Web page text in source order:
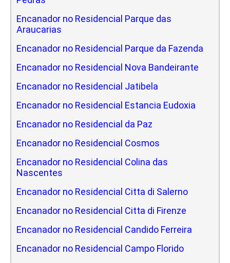
Encanador no Residencial Parque das
Araucarias
Encanador no Residencial Parque da Fazenda
Encanador no Residencial Nova Bandeirante
Encanador no Residencial Jatibela
Encanador no Residencial Estancia Eudoxia
Encanador no Residencial da Paz
Encanador no Residencial Cosmos
Encanador no Residencial Colina das
Nascentes
Encanador no Residencial Citta di Salerno
Encanador no Residencial Citta di Firenze
Encanador no Residencial Candido Ferreira
Encanador no Residencial Campo Florido